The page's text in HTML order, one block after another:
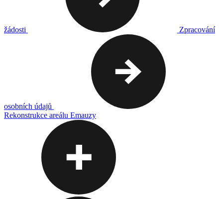
žádosti Zpracování
osobních údajů
Rekonstrukce areálu Emauzy